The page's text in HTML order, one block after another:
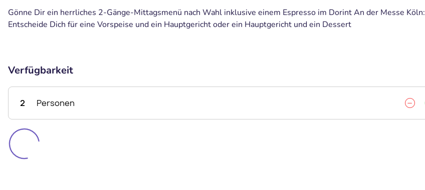
Gönne Dir ein herrliches 2-Gänge-Mittagsmenü nach Wahl inklusive einem Espresso im Dorint An der Messe Köln:
Entscheide Dich für eine Vorspeise und ein Hauptgericht oder ein Hauptgericht und ein Dessert
Verfügbarkeit
2 Personen